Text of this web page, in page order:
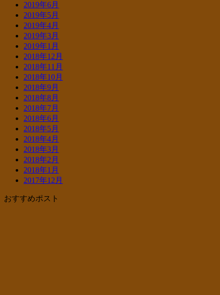
2019年6月
2019年5月
2019年4月
2019年3月
2019年1月
2018年12月
2018年11月
2018年10月
2018年9月
2018年8月
2018年7月
2018年6月
2018年5月
2018年4月
2018年3月
2018年2月
2018年1月
2017年12月
おすすめポスト